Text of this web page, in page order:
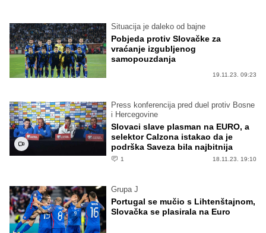
Situacija je daleko od bajne
Pobjeda protiv Slovačke za
vraćanje izgubljenog
samopouzdanja
19.11.23. 09:23
Press konferencija pred duel protiv Bosne
i Hercegovine
Slovaci slave plasman na EURO, a
selektor Calzona istakao da je
podrška Saveza bila najbitnija
1 18.11.23. 19:10
Grupa J
Portugal se mučio s Lihtenštajnom,
Slovačka se plasirala na Euro